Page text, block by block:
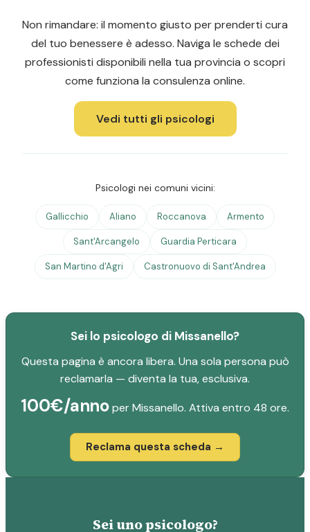
Non rimandare: il momento giusto per prenderti cura
del tuo benessere è adesso. Naviga le schede dei
professionisti disponibili nella tua provincia o scopri
come funziona la consulenza online.
Vedi tutti gli psicologi
Psicologi nei comuni vicini:
Gallicchio Aliano Roccanova Armento
Sant'Arcangelo Guardia Perticara
San Martino d'Agri Castronuovo di Sant'Andrea
Sei lo psicologo di Missanello?
Questa pagina è ancora libera. Una sola persona può
reclamarla — diventa la tua, esclusiva.
100€/annoper Missanello. Attiva entro 48 ore.
Reclama questa scheda →
Sei uno psicologo?